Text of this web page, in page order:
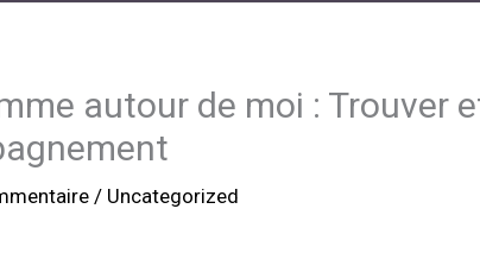
autour de moi : Trouver
/ Uncategorized